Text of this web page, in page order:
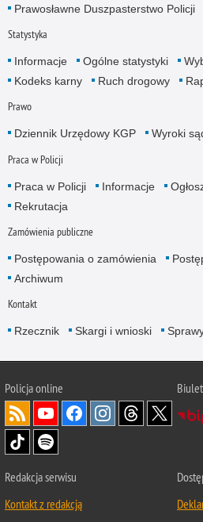
Prawosławne Duszpasterstwo Policji
Statystyka
Informacje Ogólne statystyki
Kodeks karny
Ruch drogowy
Prawo
Dziennik Urzędowy KGP Wyroki
Praca w Policji
Praca w Policji Informacje
Rekrutacja
Zamówienia publiczne
Postępowania o zamówienia
Archiwum
Kontakt
Rzecznik Skargi i wnioski
Policjaonline
Redakcja serwisu
Kontakt z redakcją